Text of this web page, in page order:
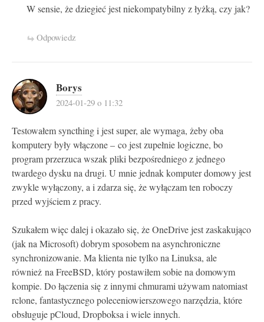
W sensie, że dziegieć jest niekompatybilny z łyżką, czy jak?
Odpowiedz
Borys
2024-01-29 o 11:32
Testowałem syncthing i jest super, ale wymaga, żeby oba
komputery były włączone – co jest zupełnie logiczne, bo
program przerzuca wszak pliki bezpośredniego z jednego
twardego dysku na drugi. U mnie jednak komputer domowy jest
zwykle wyłączony, a i zdarza się, że wyłączam ten roboczy
przed wyjściem z pracy.
Szukałem więc dalej i okazało się, że OneDrive jest zaskakująco
(jak na Microsoft) dobrym sposobem na asynchroniczne
synchronizowanie. Ma klienta nie tylko na Linuksa, ale
również na FreeBSD, który postawiłem sobie na domowym
kompie. Do łączenia się z innymi chmurami używam natomiast
rclone, fantastycznego poleceniowierszowego narzędzia, które
obsługuje pCloud, Dropboksa i wiele innych.